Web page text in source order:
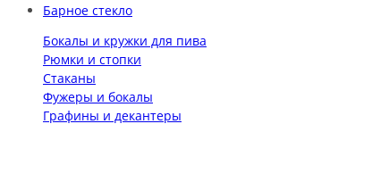
Барное стекло
Бокалы и кружки для пива
Рюмки и стопки
Стаканы
Фужеры и бокалы
Графины и декантеры